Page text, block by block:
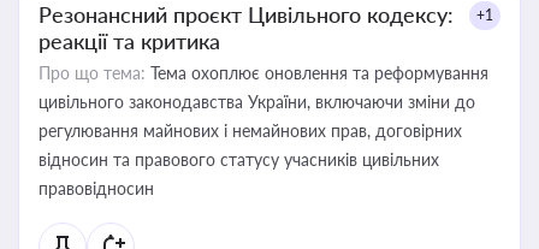
Резонансний проєкт Цивільного кодексу:
реакції та критика
+1
Про що тема: Тема охоплює оновлення та реформування
цивільного законодавства України, включаючи зміни до
регулювання майнових і немайнових прав, договірних
відносин та правового статусу учасників цивільних
правовідносин